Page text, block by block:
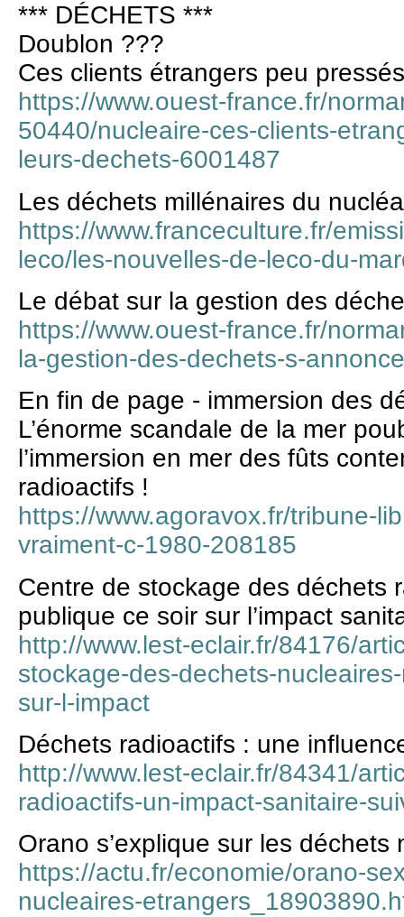
*** DÉCHETS ***
Doublon ???
Ces clients étrangers peu
https://www.ouest-france.fr/
50440/nucleaire-ces-clients-
leurs-dechets-6001487
Les déchets millénaires du
https://www.franceculture.fr/
leco/les-nouvelles-de-leco-du-
Le débat sur la gestion des
https://www.ouest-france.fr/
la-gestion-des-dechets-s-
En fin de page - immersion des
L’énorme scandale de la mer
l’immersion en mer des fûts
radioactifs !
https://www.agoravox.fr/tribune-
vraiment-c-1980-208185
Centre de stockage des déchets
publique ce soir sur l’impact
http://www.lest-eclair.fr/84176/
stockage-des-dechets-
sur-l-impact
Déchets radioactifs : une
http://www.lest-eclair.fr/84341/
radioactifs-un-impact-sanitaire-
Orano s’explique sur les déchets
https://actu.fr/economie/orano-
nucleaires-